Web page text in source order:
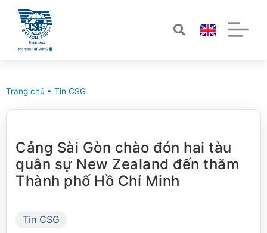
Trang chủ • Tin CSG
Cảng Sài Gòn chào đón hai tàu
quân sự New Zealand đến thăm
Thành phố Hồ Chí Minh
Tin CSG